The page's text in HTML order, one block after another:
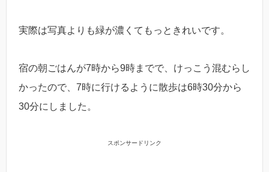
実際は写真よりも緑が濃くてもっときれいです。
宿の朝ごはんが7時から9時までで、けっこう混むらし
かったので、7時に行けるように散歩は6時30分から
30分にしました。
スポンサードリンク